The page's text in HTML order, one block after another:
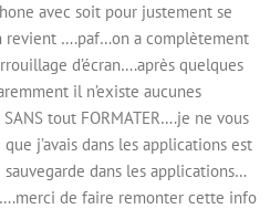
avec soit pour justement se
revient ….paf…on a complètement
d’écran….après quelques
il n’existe aucunes
tout FORMATER….je ne vous
j’avais dans les applications est
dans les applications…
de faire remonter cette info